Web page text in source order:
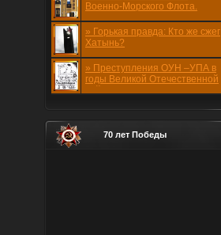
Военно-Морского Флота.
» Горькая правда: Кто же сжег
Хатынь?
» Преступления ОУН –УПА в
годы Великой Отечественной
70 лет Победы